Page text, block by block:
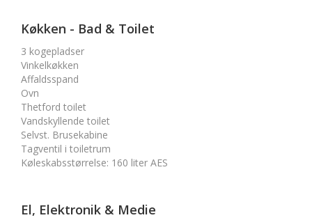
Køkken - Bad & Toilet
3 kogepladser
Vinkelkøkken
Affaldsspand
Ovn
Thetford toilet
Vandskyllende toilet
Selvst. Brusekabine
Tagventil i toiletrum
Køleskabsstørrelse: 160 liter AES
El, Elektronik & Medie